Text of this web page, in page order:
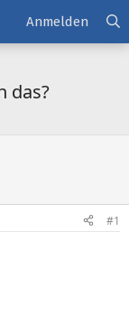
Anmelden
das?
#1